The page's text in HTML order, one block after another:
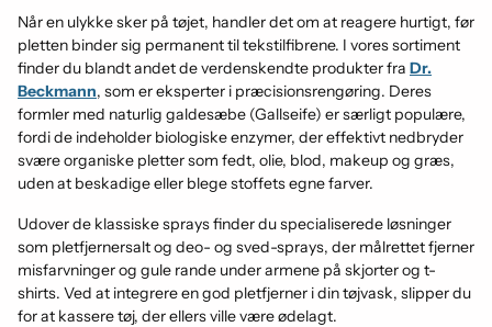
Når en ulykke sker på tøjet, handler det om at reagere hurtigt, før
pletten binder sig permanent til tekstilfibrene. I vores sortiment
finder du blandt andet de verdenskendte produkter fra Dr.
Beckmann, som er eksperter i præcisionsrengøring. Deres
formler med naturlig galdesæbe (Gallseife) er særligt populære,
fordi de indeholder biologiske enzymer, der effektivt nedbryder
svære organiske pletter som fedt, olie, blod, makeup og græs,
uden at beskadige eller blege stoffets egne farver.
Udover de klassiske sprays finder du specialiserede løsninger
som pletfjernersalt og deo- og sved-sprays, der målrettet fjerner
misfarvninger og gule rande under armene på skjorter og t-
shirts. Ved at integrere en god pletfjerner i din tøjvask, slipper du
for at kassere tøj, der ellers ville være ødelagt.